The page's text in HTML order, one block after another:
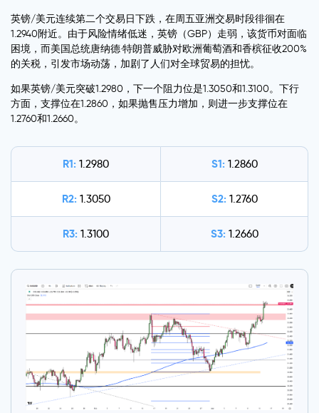
英镑/美元连续第二个交易日下跌，在周五亚洲交易时段徘徊在
1.2940附近。由于风险情绪低迷，英镑（GBP）走弱，该货币对面临
困境，而美国总统唐纳德·特朗普威胁对欧洲葡萄酒和香槟征收200%
的关税，引发市场动荡，加剧了人们对全球贸易的担忧。
如果英镑/美元突破1.2980，下一个阻力位是1.3050和1.3100。下行
方面，支撑位在1.2860，如果抛售压力增加，则进一步支撑位在
1.2760和1.2660。
R1: 1.2980 S1: 1.2860
R2: 1.3050 S2: 1.2760
R3: 1.3100 S3: 1.2660